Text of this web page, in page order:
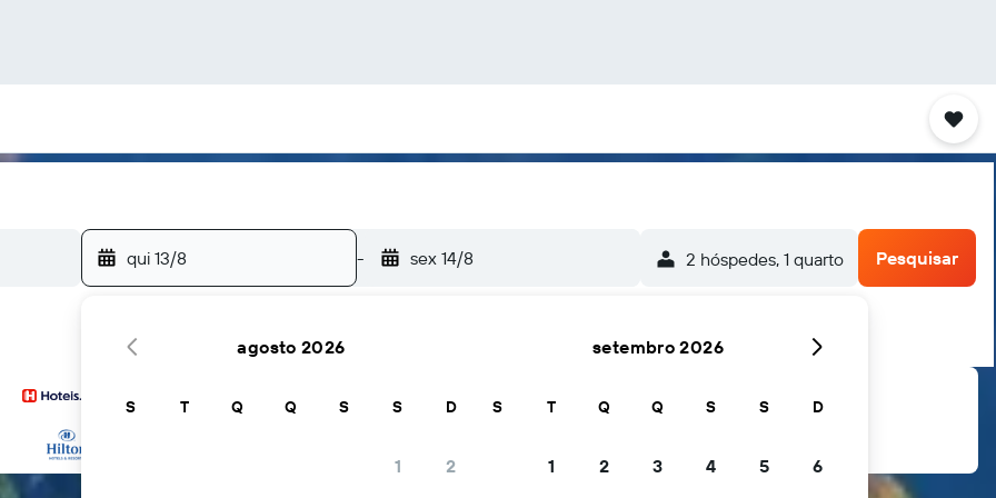
qui 13/8 - sex 14/8 2 hóspedes, 1 quarto Pesquisar
agosto 2026
S T Q Q S S D
1 2
setembro 2026
S T Q Q S S D
1 2 3 4 5 6